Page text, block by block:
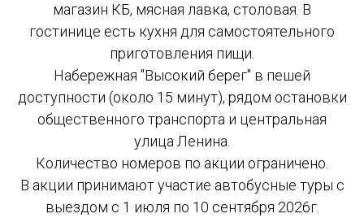
магазин КБ, мясная лавка, столовая. В
гостинице есть кухня для самостоятельного
приготовления пищи.
Набережная "Высокий берег" в пешей
доступности (около 15 минут), рядом остановки
общественного транспорта и центральная
улица Ленина.
Количество номеров по акции ограничено.
В акции принимают участие автобусные туры с
выездом с 1 июля по 10 сентября 2026г.